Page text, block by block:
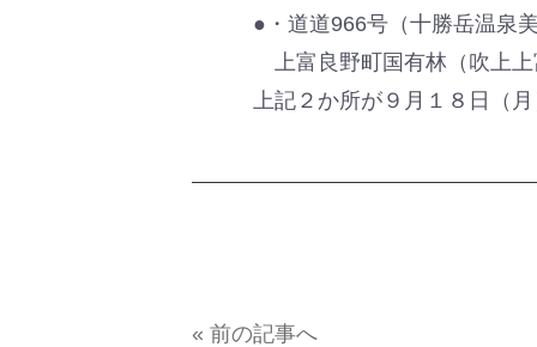
●・道道966号（十勝岳温泉
上富良野町国有林（吹上
上記２か所が９月１８日（
« 前の記事へ